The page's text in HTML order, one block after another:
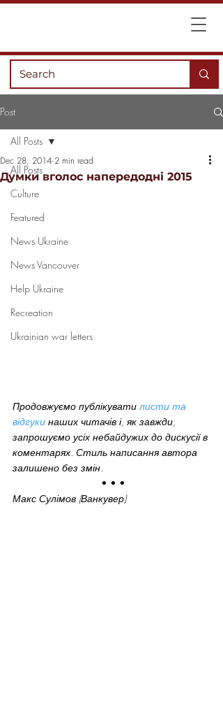
Post
All Posts
Culture
Featured
News Ukraine
News Vancouver
Help Ukraine
Recreation
Ukrainian war letters
All Posts
Думки вголос напередодні 2015
Dec 28, 2014 2 min read
Продовжуємо публікувати листи та
відгуки наших читачів і, як завжди,
запрошуємо усіх небайдужих до дискусії в
коментарях. Стиль написання автора
залишено без змін.
• • •
Макс Сулімов (Ванкувер)